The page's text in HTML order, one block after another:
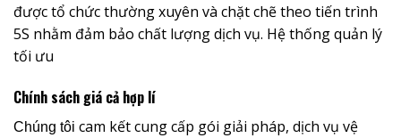
được tổ chức thường xuyên và chặt chẽ theo tiến trình
5S nhằm đảm bảo chất lượng dịch vụ. Hệ thống quản lý
tối ưu
Chính sách giá cả hợp lí
Chúng tôi cam kết cung cấp gói giải pháp, dịch vụ vệ